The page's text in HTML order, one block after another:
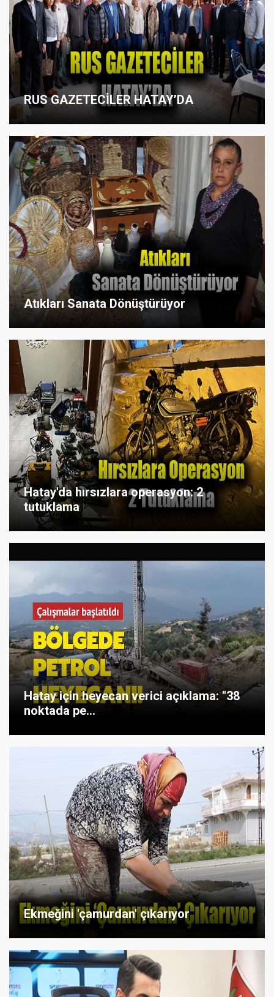
RUS GAZETECİLER HATAY’DA
Atıkları Sanata Dönüştürüyor
Hatay'da hırsızlara operasyon: 2
tutuklama
Hatay için heyecan verici açıklama: "38
noktada pe...
Ekmeğini 'çamurdan' çıkarıyor